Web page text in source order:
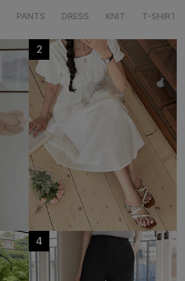
PANTS DRESS KNIT T-SHIRT